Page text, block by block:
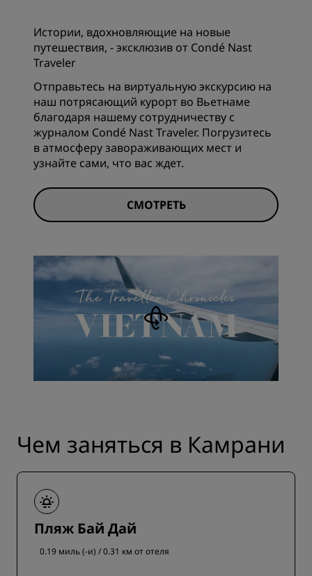
Истории, вдохновляющие на новые
путешествия, - эксклюзив от Condé Nast
Traveler
Отправьтесь на виртуальную экскурсию на
наш потрясающий курорт во Вьетнаме
благодаря нашему сотрудничеству с
журналом Condé Nast Traveler. Погрузитесь
в атмосферу завораживающих мест и
узнайте сами, что вас ждет.
СМОТРЕТЬ
Чем заняться в Камрани
Пляж Бай Дай
0.19 миль (-и) / 0.31 км от отеля